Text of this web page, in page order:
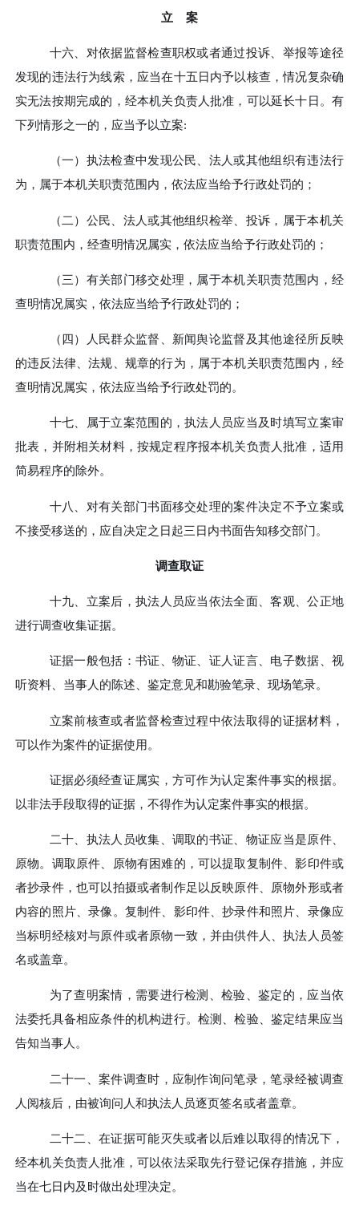
立 案
十六、 对依据监督检查职权或者通过投诉、举报等途径
发现的违法行为线索，应当在十五日内予以核查，情况复杂确
实无法按期完成的，经本机关负责人批准，可以延长十日。有
下列情形之一的，应当予以立案:
（一） 执法检查中发现公民、法人或其他组织有违法行
为，属于本机关职责范围内，依法应当给予行政处罚的；
（二） 公民、法人或其他组织检举、投诉，属于本机关
职责范围内，经查明情况属实，依法应当给予行政处罚的；
（三） 有关部门移交处理，属于本机关职责范围内，经
查明情况属实，依法应当给予行政处罚的；
（四） 人民群众监督、新闻舆论监督及其他途径所反映
的违反法律、法规、规章的行为，属于本机关职责范围内，经
查明情况属实，依法应当给予行政处罚的。
十七、
属于立案范围的，执法人员应当及时填写立案审
批表，并附相关材料，按规定程序报本机关负责人批准，适用
简易程序的除外。
十八、 对有关部门书面移交处理的案件决定不予立案或
不接受移送的，应自决定之日起三日内书面告知移交部门。
调查取证
十九、 立案后，执法人员应当依法全面、客观、公正地
进行调查收集证据。
证据一般包括：书证、物证、证人证言、电子数据、视
听资料、当事人的陈述、鉴定意见和勘验笔录、现场笔录。
立案前核查或者监督检查过程中依法取得的证据材料，
可以作为案件的证据使用。
证据必须经查证属实，方可作为认定案件事实的根据。
以非法手段取得的证据，不得作为认定案件事实的根据。
二十、 执法人员收集、调取的书证、物证应当是原件、
原物。调取原件、原物有困难的，可以提取复制件、影印件或
者抄录件，也可以拍摄或者制作足以反映原件、原物外形或者
内容的照片、录像。复制件、影印件、抄录件和照片、录像应
当标明经核对与原件或者原物一致，并由供件人、执法人员签
名或盖章。
为了查明案情，需要进行检测、检验、鉴定的，应当依
法委托具备相应条件的机构进行。检测、检验、鉴定结果应当
告知当事人。
二十一、 案件调查时，应制作询问笔录，笔录经被调查
人阅核后，由被询问人和执法人员逐页签名或者盖章。
二十二、 在证据可能灭失或者以后难以取得的情况下，
经本机关负责人批准，可以依法采取先行登记保存措施，并应
当在七日内及时做出处理决定。